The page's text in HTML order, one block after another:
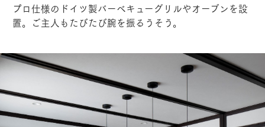
プロ仕様のドイツ製バーベキューグリルやオーブンを設
置。ご主人もたびたび腕を振るうそう。